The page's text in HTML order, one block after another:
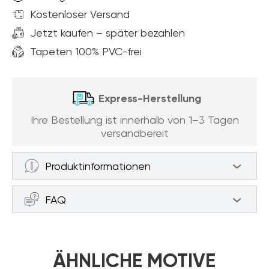
Kostenloser Versand
Jetzt kaufen – später bezahlen
Tapeten 100% PVC-frei
Express-Herstellung
Ihre Bestellung ist innerhalb von 1–3 Tagen
versandbereit
Produktinformationen
Fototapeten Rohmauerwerk (Artikel
a87951 ) aus der Kategorie Fototapeten
zu 100 % PVC-frei ist. Der Vorteil dieser
FAQ
Bestellung aufzugeben?
ÄHNLICHE MOTIVE